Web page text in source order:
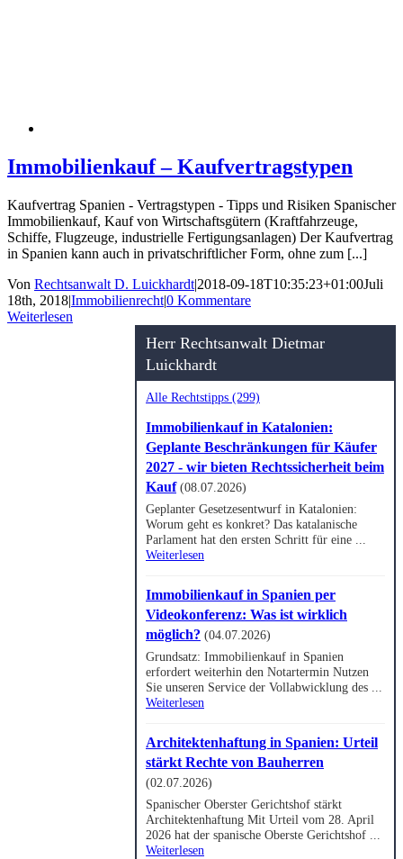
Immobilienkauf – Kaufvertragstypen
Kaufvertrag Spanien - Vertragstypen - Tipps und Risiken Spanischer
Immobilienkauf, Kauf von Wirtschaftsgütern (Kraftfahrzeuge,
Schiffe, Flugzeuge, industrielle Fertigungsanlagen) Der Kaufvertrag
in Spanien kann auch in privatschriftlicher Form, ohne zum [...]
Von Rechtsanwalt D. Luickhardt|2018-09-18T10:35:23+01:00Juli
18th, 2018|Immobilienrecht|0 Kommentare
Weiterlesen
Herr Rechtsanwalt Dietmar
Luickhardt
Alle Rechtstipps (299)
Immobilienkauf in Katalonien:
Geplante Beschränkungen für Käufer
2027 - wir bieten Rechtssicherheit beim
Kauf (08.07.2026)
Geplanter Gesetzesentwurf in Katalonien:
Worum geht es konkret? Das katalanische
Parlament hat den ersten Schritt für eine ...
Weiterlesen
Immobilienkauf in Spanien per
Videokonferenz: Was ist wirklich
möglich? (04.07.2026)
Grundsatz: Immobilienkauf in Spanien
erfordert weiterhin den Notartermin Nutzen
Sie unseren Service der Vollabwicklung des ...
Weiterlesen
Architektenhaftung in Spanien: Urteil
stärkt Rechte von Bauherren
(02.07.2026)
Spanischer Oberster Gerichtshof stärkt
Architektenhaftung Mit Urteil vom 28. April
2026 hat der spanische Oberste Gerichtshof ...
Weiterlesen